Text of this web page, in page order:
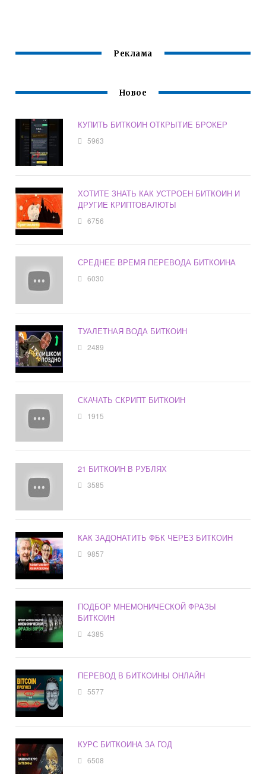
Реклама
Новое
КУПИТЬ БИТКОИН ОТКРЫТИЕ БРОКЕР
5963
ХОТИТЕ ЗНАТЬ КАК УСТРОЕН БИТКОИН И
ДРУГИЕ КРИПТОВАЛЮТЫ
6756
СРЕДНЕЕ ВРЕМЯ ПЕРЕВОДА БИТКОИНА
6030
ТУАЛЕТНАЯ ВОДА БИТКОИН
2489
СКАЧАТЬ СКРИПТ БИТКОИН
1915
21 БИТКОИН В РУБЛЯХ
3585
КАК ЗАДОНАТИТЬ ФБК ЧЕРЕЗ БИТКОИН
9857
ПОДБОР МНЕМОНИЧЕСКОЙ ФРАЗЫ
БИТКОИН
4385
ПЕРЕВОД В БИТКОИНЫ ОНЛАЙН
5577
КУРС БИТКОИНА ЗА ГОД
6508